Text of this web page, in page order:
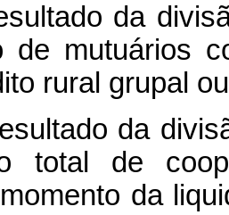
da
de mutuários
rural grupal
da
total de
da